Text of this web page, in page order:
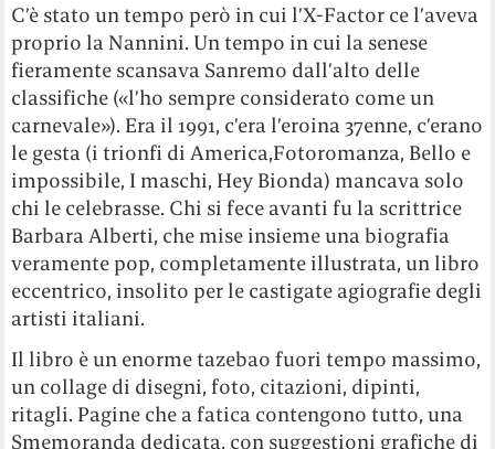
C’è stato un tempo però in cui l’X-Factor ce l’aveva
proprio la Nannini. Un tempo in cui la senese
fieramente scansava Sanremo dall’alto delle
classifiche («l’ho sempre considerato come un
carnevale»). Era il 1991, c’era l’eroina 37enne, c’erano
le gesta (i trionfi di America,Fotoromanza, Bello e
impossibile, I maschi, Hey Bionda) mancava solo
chi le celebrasse. Chi si fece avanti fu la scrittrice
Barbara Alberti, che mise insieme una biografia
veramente pop, completamente illustrata, un libro
eccentrico, insolito per le castigate agiografie degli
artisti italiani.
Il libro è un enorme tazebao fuori tempo massimo,
un collage di disegni, foto, citazioni, dipinti,
ritagli. Pagine che a fatica contengono tutto, una
Smemoranda dedicata, con suggestioni grafiche di